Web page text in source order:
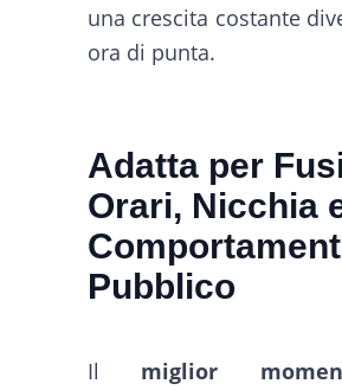
una crescita costante
ora di punta.
Adatta per
Orari, Nicchia
Pubblico
Il miglior